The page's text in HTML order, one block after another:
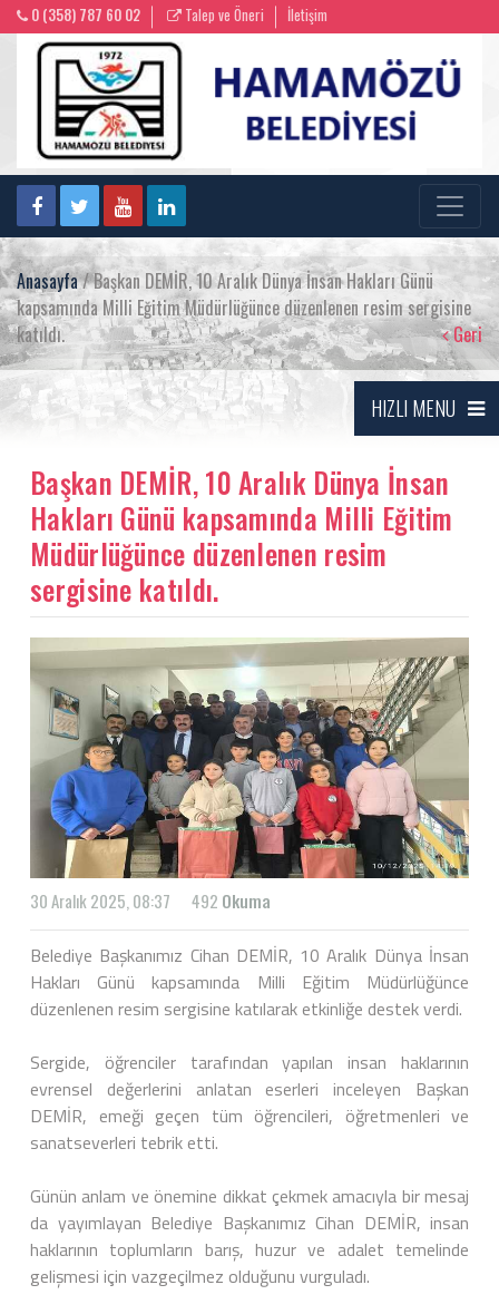
0 (358) 787 60 02 Talep ve Öneri İletişim
Anasayfa/ Başkan DEMİR, 10 Aralık Dünya İnsan Hakları Günü
kapsamında Milli Eğitim Müdürlüğünce düzenlenen resim sergisine
katıldı.
Geri
HIZLI MENU
Başkan DEMİR, 10 Aralık Dünya İnsan
Hakları Günü kapsamında Milli Eğitim
Müdürlüğünce düzenlenen resim
sergisine katıldı.
30 Aralık 2025, 08:37 492 Okuma
Belediye Başkanımız Cihan DEMİR, 10 Aralık Dünya İnsan
Hakları Günü kapsamında Milli Eğitim Müdürlüğünce
düzenlenen resim sergisine katılarak etkinliğe destek verdi.
Sergide, öğrenciler tarafından yapılan insan haklarının
evrensel değerlerini anlatan eserleri inceleyen Başkan
DEMİR, emeği geçen tüm öğrencileri, öğretmenleri ve
sanatseverleri tebrik etti.
Günün anlam ve önemine dikkat çekmek amacıyla bir mesaj
da yayımlayan Belediye Başkanımız Cihan DEMİR, insan
haklarının toplumların barış, huzur ve adalet temelinde
gelişmesi için vazgeçilmez olduğunu vurguladı.